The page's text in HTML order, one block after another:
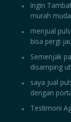
Ingin
murah
menjual
bisa pergi
Semenjak
disamping
saya jual
dengan
Testimoni